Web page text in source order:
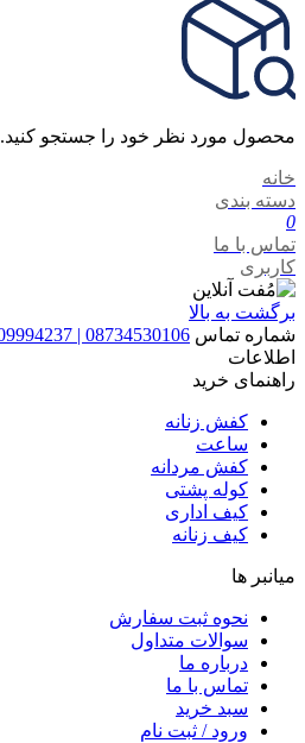
محصول مورد نظر خود را جستجو کنید.
خانه
دسته بندی
0
تماس با ما
کاربری
برگشت به بالا
شماره تماس 08734530106 | 09909994237
اطلاعات
راهنمای خرید
کفش زنانه
ساعت
کفش مردانه
کوله پشتی
کیف اداری
کیف زنانه
میانبر ها
نحوه ثبت سفارش
سوالات متداول
درباره ما
تماس با ما
سبد خرید
ورود / ثبت نام